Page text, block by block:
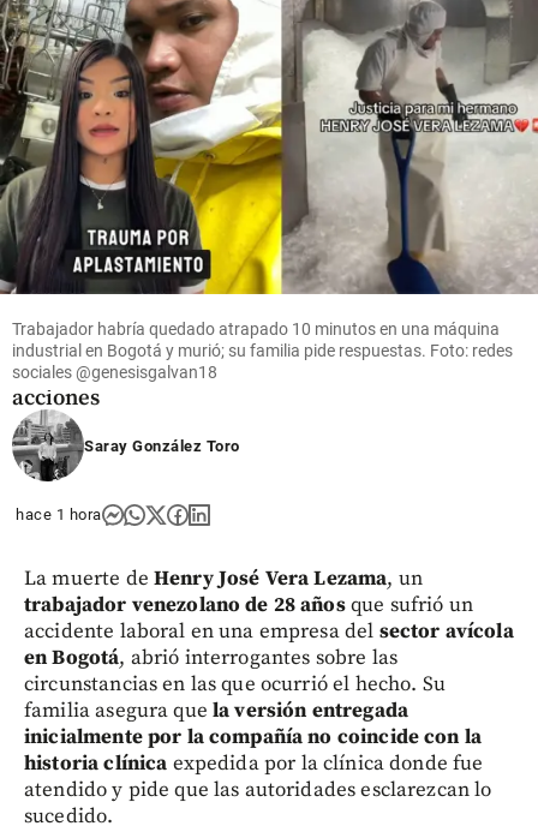
Economía
Ecopetrol
avanza en
la compra
de Brava
tras
adquirir
cerca del
25% de
sus
acciones
share
Trabajador habría quedado atrapado 10 minutos en una máquina
industrial en Bogotá y murió; su familia pide respuestas. Foto: redes
sociales @genesisgalvan18
Saray González Toro
hace 1 hora
La muerte de Henry José Vera Lezama, un
trabajador venezolano de 28 añosque sufrió un
accidente laboral en una empresa del sector avícola
en Bogotá, abrió interrogantes sobre las
circunstancias en las que ocurrió el hecho. Su
familia asegura que la versión entregada
inicialmente por la compañía no coincide con la
historia clínica expedida por la clínica donde fue
atendido y pide que las autoridades esclarezcan lo
sucedido.